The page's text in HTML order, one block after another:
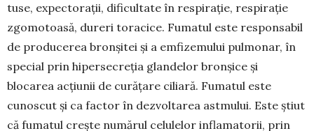
tuse, expectorații, dificultate în respirație, respirație
zgomotoasă, du­reri toracice. Fumatul este responsabil
de produce­rea bronșitei și a emfizemului pulmonar, în
special prin hipersecreția glandelor bronșice și
blocarea acțiunii de curățare ci­liară. Fumatul este
cunoscut și ca factor în dezvoltarea astmului. Este știut
că fumatul crește numărul celu­lelor inflamatorii, prin